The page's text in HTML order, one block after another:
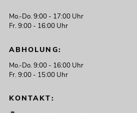
Mo.-Do. 9:00 - 17:00 Uhr
Fr. 9:00 - 16:00 Uhr
ABHOLUNG:
Mo.-Do. 9:00 - 16:00 Uhr
Fr. 9:00 - 15:00 Uhr
KONTAKT: